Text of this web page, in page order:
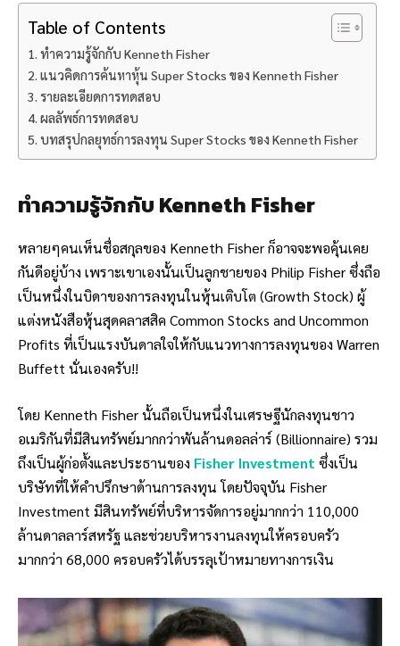
Table of Contents
ทำความรู้จักกับ Kenneth Fisher
แนวคิดการค้นหาหุ้น Super Stocks ของ Kenneth Fisher
รายละเอียดการทดสอบ
ผลลัพธ์การทดสอบ
บทสรุปกลยุทธ์การลงทุน Super Stocks ของ Kenneth Fisher
ทำความรู้จักกับ Kenneth Fisher
หลายๆคนเห็นชื่อสกุลของ Kenneth Fisher ก็อาจจะพอคุ้นเคย
กันดีอยู่บ้าง เพราะเขาเองนั้นเป็นลูกชายของ Philip Fisher ซึ่งถือ
เป็นหนึ่งในบิดาของการลงทุนในหุ้นเติบโต (Growth Stock) ผู้
แต่งหนังสือหุ้นสุดคลาสสิค Common Stocks and Uncommon
Profits ที่เป็นแรงบันดาลใจให้กับแนวทางการลงทุนของ Warren
Buffett นั่นเองครับ!!
โดย Kenneth Fisher นั้นถือเป็นหนึ่งในเศรษฐีนักลงทุนชาว
อเมริกันที่มีสินทรัพย์มากกว่าพันล้านดอลล่าร์ (Billionnaire) รวม
ถึงเป็นผู้ก่อตั้งและประธานของ Fisher Investment ซึ่งเป็น
บริษัทที่ให้คำปรึกษาด้านการลงทุน โดยปัจจุบัน Fisher
Investment มีสินทรัพย์ที่บริหารจัดการอยู่มากกว่า 110,000
ล้านดาลลาร์สหรัฐ และช่วยบริหารงานลงทุนให้ครอบครัว
มากกว่า 68,000 ครอบครัวได้บรรลุเป้าหมายทางการเงิน